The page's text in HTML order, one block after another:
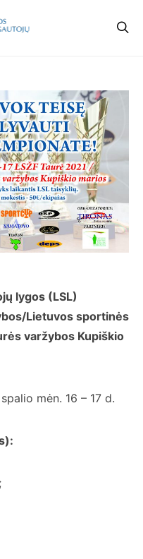
lygos (LSL)
Lietuvos sportinės
varžybos Kupiškio
mėn. 16 – 17 d.